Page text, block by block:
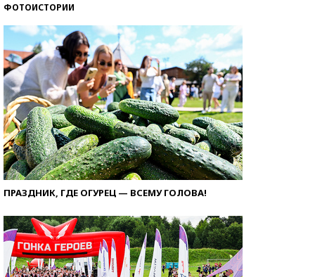
ФОТОИСТОРИИ
ПРАЗДНИК, ГДЕ ОГУРЕЦ — ВСЕМУ ГОЛОВА!